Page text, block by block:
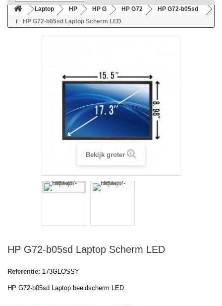
Laptop HP HP G HP G72
HP G72-b05sd
HP G72-b05sd Laptop Scherm LED
Bekijk groter
HP G72-b05sd Laptop Scherm LED
Referentie: 173GLOSSY
HP G72-b05sd Laptop beeldscherm LED